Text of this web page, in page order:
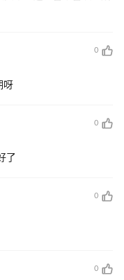
0
呀
0
了
0
0